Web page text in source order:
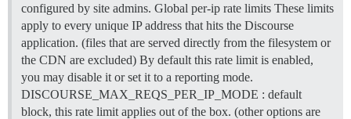
configured by site admins. Global per-ip rate limits These limits
apply to every unique IP address that hits the Discourse
application. (files that are served directly from the filesystem or
the CDN are excluded) By default this rate limit is enabled,
you may disable it or set it to a reporting mode.
DISCOURSE_MAX_REQS_PER_IP_MODE : default
block, this rate limit applies out of the box. (other options are